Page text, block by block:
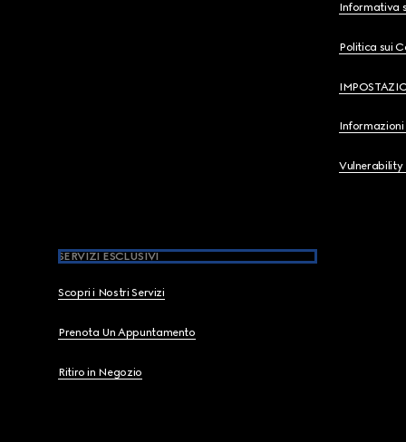
Informativa
Politica sui
Informazioni
Vulnerability
SERVIZI ESCLUSIVI
Scopri i Nostri Servizi
Prenota Un Appuntamento
Ritiro in Negozio